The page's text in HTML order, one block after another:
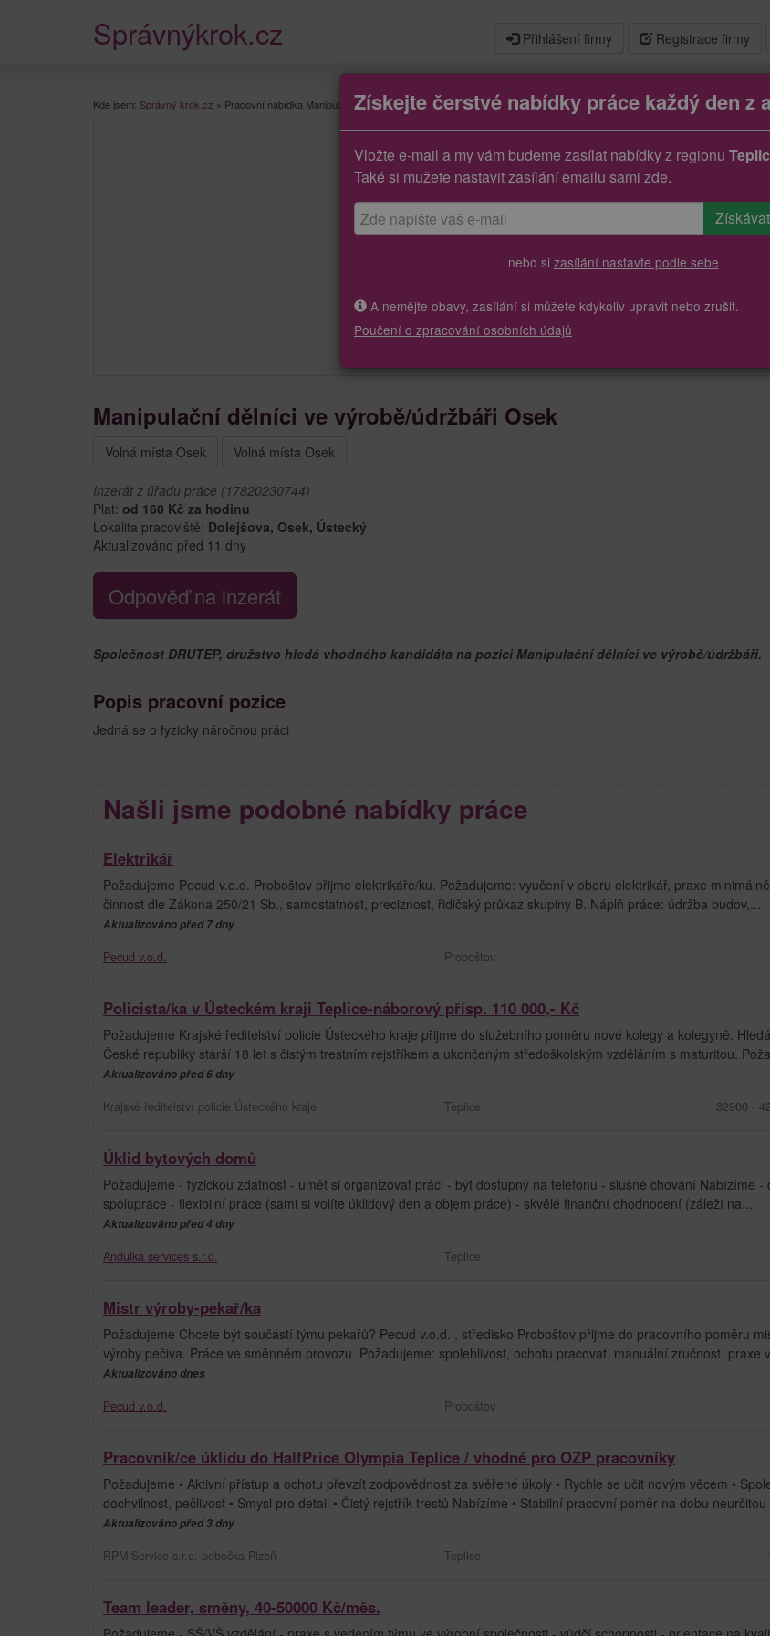
Správnýkrok.cz Přihlášení firmy Registrace firmy
Kde jsem: Správný krok.cz » Pracovní nabídka Manipulační dělníci ve výrobě/údržbáři
Manipulační dělníci ve výrobě/údržbáři Osek
Volná místa Osek Volná místa Osek
Inzerát z úřadu práce (17820230744)
Plat: od 160 Kč za hodinu
Lokalita pracoviště: Dolejšova, Osek, Ústecký
Aktualizováno před 11 dny
Odpověď na inzerát
Společnost DRUTEP, družstvo hledá vhodného kandidáta na pozici Manipulační dělníci ve výrobě/údržbáři.
Popis pracovní pozice
Jedná se o fyzicky náročnou práci
Našli jsme podobné nabídky práce
Elektrikář
Požadujeme Pecud v.o.d. Proboštov přijme elektrikáře/ku. Požadujeme: vyučení v oboru elektrikář, praxe
činnost dle Zákona 250/21 Sb., samostatnost, preciznost, řidičský průkaz skupiny B. Náplň práce: údržba budov,...
Aktualizováno před 7 dny
Pecud v.o.d. Proboštov
Policista/ka v Ústeckém kraji Teplice-náborový přísp. 110 000,- Kč
Požadujeme Krajské ředitelství policie Ústeckého kraje přijme do služebního poměru nové kolegy a kolegyně.
České republiky starší 18 let s čistým trestním rejstříkem a ukončeným středoškolským vzděláním s maturitou.
Aktualizováno před 6 dny
Krajské ředitelství policie Ústeckého kraje Teplice 32900 -
Úklid bytových domů
Požadujeme - fyzickou zdatnost - umět si organizovat práci - být dostupný na telefonu - slušné chování Nabízíme -
spolupráce - flexibilní práce (sami si volíte úklidový den a objem práce) - skvělé finanční ohodnocení (záleží na...
Aktualizováno před 4 dny
Andulka services s.r.o. Teplice
Mistr výroby-pekař/ka
Požadujeme Chcete být součástí týmu pekařů? Pecud v.o.d. , středisko Proboštov přijme do pracovního poměru
výroby pečiva. Práce ve směnném provozu. Požadujeme: spolehlivost, ochotu pracovat, manuální zručnost, praxe v
Aktualizováno dnes
Pecud v.o.d. Proboštov
Pracovník/ce úklidu do HalfPrice Olympia Teplice / vhodné pro OZP pracovníky
Požadujeme • Aktivní přístup a ochotu převzít zodpovědnost za svěřené úkoly • Rychle se učit novým věcem •
dochvilnost, pečlivost • Smysl pro detail • Čistý rejstřík trestů Nabízíme • Stabilní pracovní poměr na dobu neurčitou
Aktualizováno před 3 dny
RPM Service s.r.o. pobočka Plzeň Teplice
Team leader, směny, 40-50000 Kč/měs.
Získejte čerstvé nabídky práce každý den z
Vložte e-mail a my vám budeme zasílat nabídky z regionu
Také si mužete nastavit zasílání emailu sami zde.
nebo si zasílání nastavte podle sebe
A nemějte obavy, zasílání si můžete kdykoliv upravit nebo zrušit.
Poučení o zpracování osobních údajů